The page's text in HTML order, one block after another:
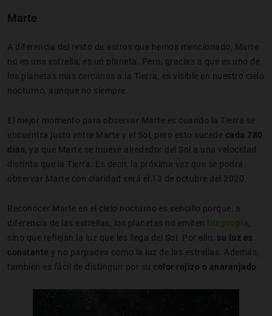
Marte
A diferencia del resto de astros que hemos mencionado, Marte
no es una estrella; es un planeta. Pero, gracias a que es uno de
los planetas más cercanos a la Tierra, es visible en nuestro cielo
nocturno, aunque no siempre.
El mejor momento para observar Marte es cuando la Tierra se
encuentra justo entre Marte y el Sol, pero esto sucede cada 780
días , ya que Marte se mueve alrededor del Sol a una velocidad
distinta que la Tierra. Es decir, la próxima vez que se podrá
observar Marte con claridad será el 13 de octubre del 2020.
Reconocer Marte en el cielo nocturno es sencillo porque, a
diferencia de las estrellas, los planetas no emiten
luz propia
sino que reflejan la luz que les llega del Sol. Por ello, su luz es
constante y no parpadea como la luz de las estrellas. Además,
también es fácil de distinguir por su color rojizo o anaranjado